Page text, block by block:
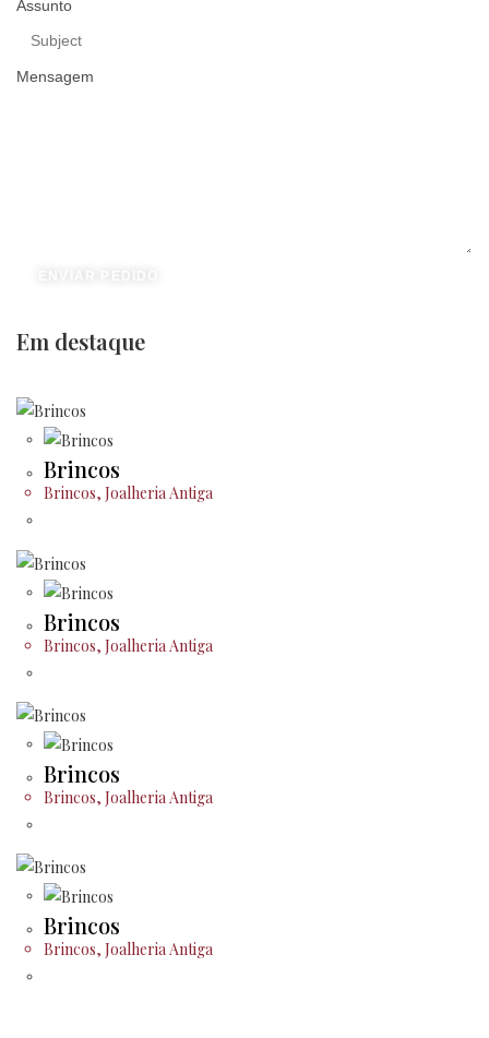
Em destaque
Brincos
Brincos, Joalheria Antiga
Brincos
Brincos, Joalheria Antiga
Brincos
Brincos, Joalheria Antiga
Brincos
Brincos, Joalheria Antiga
Assunto
Mensagem